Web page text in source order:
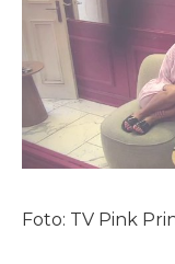
Foto: TV Pink